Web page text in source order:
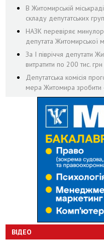
В Житомирській
складу депутатських груп
НАЗК перевіряє
депутата Житомирської
За І півріччя депутати
витратити по 200 тис.
Депутатська комісія
мера Житомира зробити
ВІДЕО